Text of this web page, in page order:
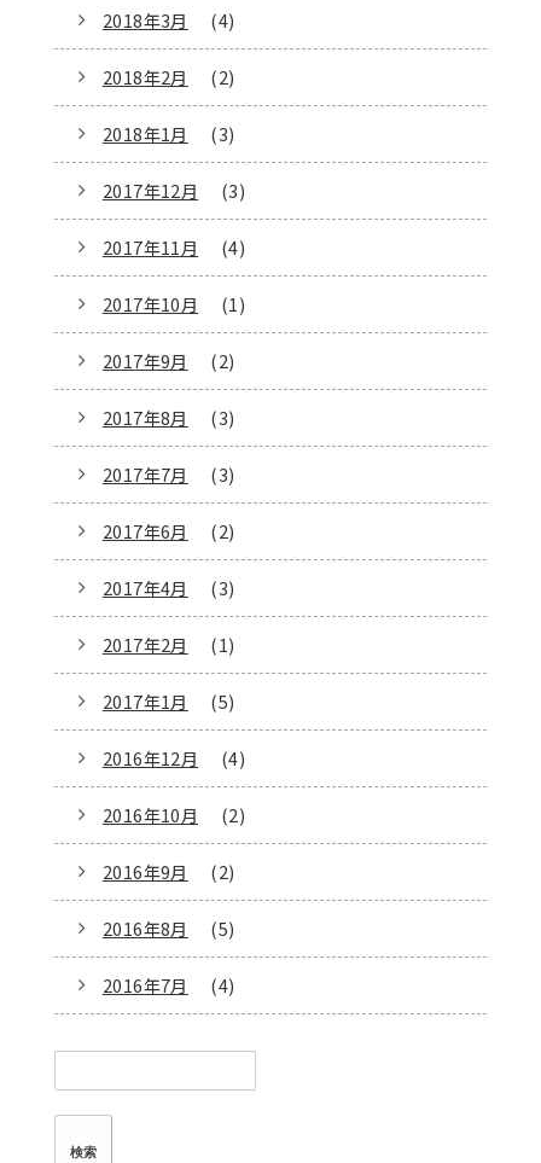
2018年3月 (4)
2018年2月 (2)
2018年1月 (3)
2017年12月 (3)
2017年11月 (4)
2017年10月 (1)
2017年9月 (2)
2017年8月 (3)
2017年7月 (3)
2017年6月 (2)
2017年4月 (3)
2017年2月 (1)
2017年1月 (5)
2016年12月 (4)
2016年10月 (2)
2016年9月 (2)
2016年8月 (5)
2016年7月 (4)
索: